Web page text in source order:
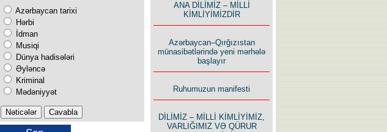
Azərbaycan tarixi
Hərbi
İdman
Musiqi
Dünya hadisələri
Əyləncə
Kriminal
Mədəniyyət
Uzun yolun Yolçusu
ANA DİLİMİZ – MİLLİ
KİMLİYİMİZDİR
Azərbaycan–Qırğızıstan
münasibətlərində yeni mərhələ
başlayır
Ruhumuzun manifesti
DİLİMİZ – MİLLİ KİMLİYİMİZ,
VARLIĞIMIZ VƏ QÜRUR